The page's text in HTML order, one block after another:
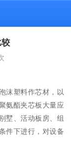
沫塑料作芯材，以
氨酯夹芯板大量应
墅、活动板房、组
件下进行，对设备